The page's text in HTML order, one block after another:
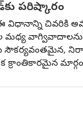
పరిష్కారం
ఈ విధానాన్ని చివరికి
మధ్య
క్రాంతికారమైన